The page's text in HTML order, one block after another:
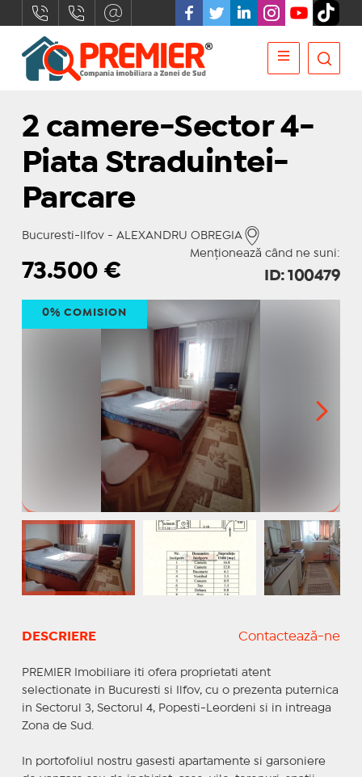
2 camere-Sector 4-
Piata Straduintei-
Parcare
Bucuresti-Ilfov - ALEXANDRU OBREGIA
Menționează când ne suni:
73.500€ ID: 100479
0% COMISION
DESCRIERE Contactează-ne
PREMIER Imobiliare iti ofera proprietati atent
selectionate in Bucuresti si Ilfov, cu o prezenta puternica
in Sectorul 3, Sectorul 4, Popesti-Leordeni si in intreaga
Zona de Sud.
In portofoliul nostru gasesti apartamente si garsoniere